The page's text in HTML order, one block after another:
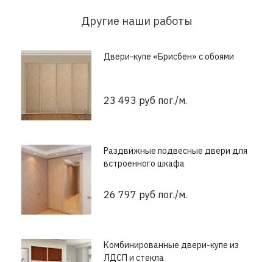
Другие наши работы
Двери-купе «Брисбен» с обоями
23 493 руб пог./м.
Раздвижные подвесные двери для
встроенного шкафа
26 797 руб пог./м.
Комбинированные двери-купе из
ЛДСП и стекла